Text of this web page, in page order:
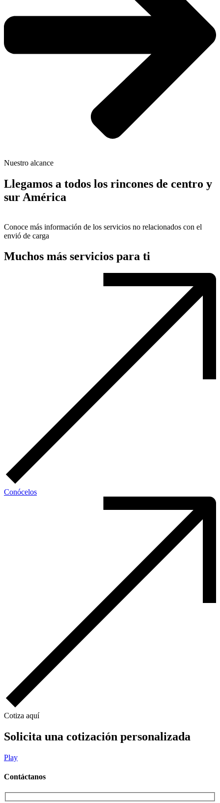
Nuestro alcance
Llegamos a todos los rincones de centro y
sur América
Conoce más información de los servicios no relacionados con el
envió de carga
Muchos más servicios para ti
Conócelos
Cotiza aquí
Solicita una cotización personalizada
Play
Contáctanos